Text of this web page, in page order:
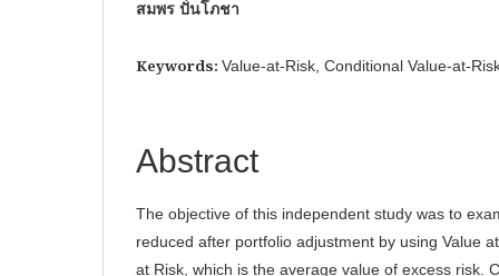
สมพร ปั่นโภชา
Keywords: Value-at-Risk, Conditional Value-at-
Abstract
The objective of this independent study was to
reduced after portfolio adjustment by using Value
at Risk, which is the average value of excess risk.